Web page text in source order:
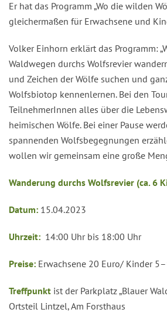
Er hat das Programm „Wo die wilden
gleichermaßen für Erwachsene und
Volker Einhorn erklärt das Programm:
Waldwegen durchs Wolfsrevier
und Zeichen der Wölfe suchen und
Wolfsbiotop kennenlernen. Bei den
TeilnehmerInnen alles über die
heimischen Wölfe. Bei einer Pause
spannenden Wolfsbegegnungen
wollen wir gemeinsam eine große
Wanderung durchs Wolfsrevier (ca. 6
Datum: 15.04.2023
Uhrzeit: 14:00 Uhr bis 18:00 Uhr
Preise: Erwachsene 20 Euro/ Kinder
Treffpunkt ist der Parkplatz „Blauer
Ortsteil Lintzel, Am Forsthaus